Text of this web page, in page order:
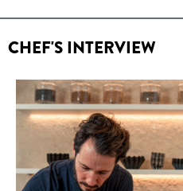
CHEF'S INTERVIEW